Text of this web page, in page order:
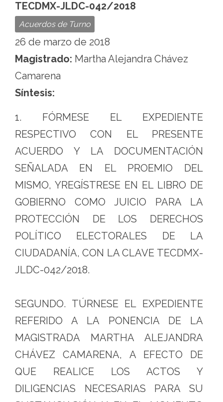
Ciudad
México
TECDMX-JLDC-042/2018
Acuerdos de Turno
26 de marzo de 2018
Magistrado: Martha Alejandra Chávez
Camarena
Síntesis:
1. FÓRMESE EL EXPEDIENTE
RESPECTIVO CON EL PRESENTE
ACUERDO Y LA DOCUMENTACIÓN
SEÑALADA EN EL PROEMIO DEL
MISMO, YREGÍSTRESE EN EL LIBRO DE
GOBIERNO COMO JUICIO PARA LA
PROTECCIÓN DE LOS DERECHOS
POLÍTICO ELECTORALES DE LA
CIUDADANÍA, CON LA CLAVE TECDMX-
JLDC-042/2018.
SEGUNDO. TÚRNESE EL EXPEDIENTE
REFERIDO A LA PONENCIA DE LA
MAGISTRADA MARTHA ALEJANDRA
CHÁVEZ CAMARENA, A EFECTO DE
QUE REALICE LOS ACTOS Y
DILIGENCIAS NECESARIAS PARA SU